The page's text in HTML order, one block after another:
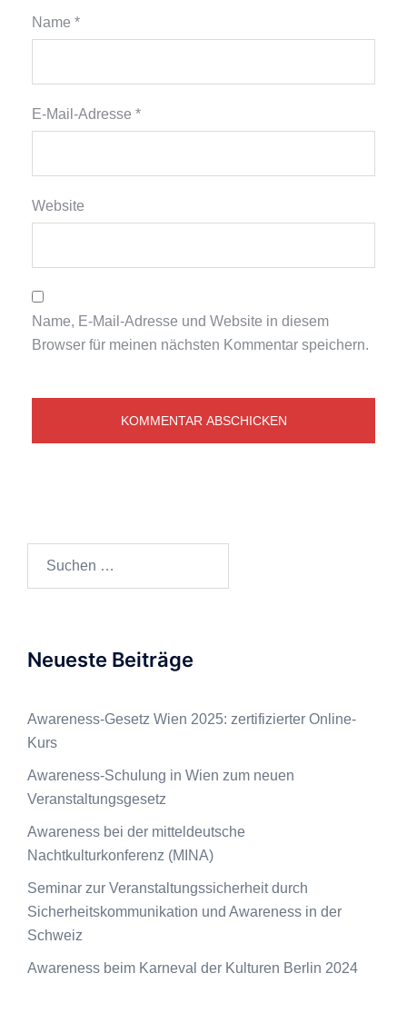
Name *
E-Mail-Adresse *
Website
Name, E-Mail-Adresse und Website in diesem
Browser für meinen nächsten Kommentar speichern.
Neueste Beiträge
Awareness-Gesetz Wien 2025: zertifizierter Online-
Kurs
Awareness-Schulung in Wien zum neuen
Veranstaltungsgesetz
Awareness bei der mitteldeutsche
Nachtkulturkonferenz (MINA)
Seminar zur Veranstaltungssicherheit durch
Sicherheitskommunikation und Awareness in der
Schweiz
Awareness beim Karneval der Kulturen Berlin 2024